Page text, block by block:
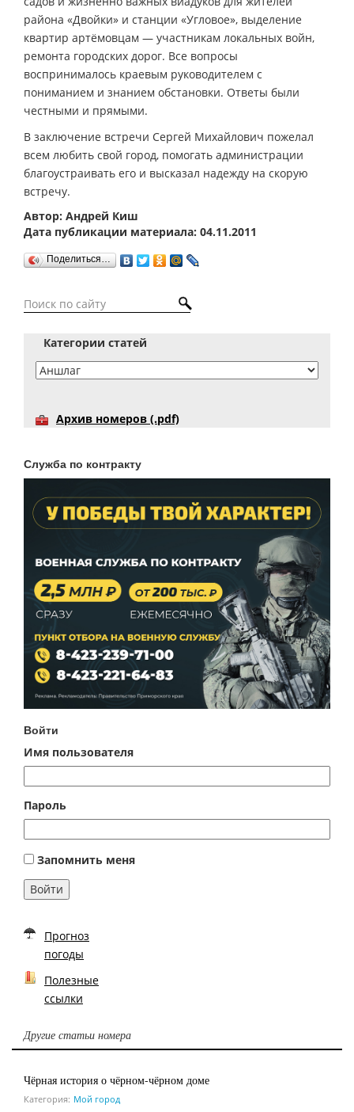
района «Двойки» и станции «Угловое», выделение
квартир артёмовцам — участникам локальных войн,
ремонта городских дорог. Все вопросы
воспринималось краевым руководителем с
пониманием и знанием обстановки. Ответы были
честными и прямыми.
В заключение встречи Сергей Михайлович пожелал
всем любить свой город, помогать администрации
благоустраивать его и высказал надежду на скорую
встречу.
Автор: Андрей Киш
Дата публикации материала: 04.11.2011
Поделиться…
Категории статей
Архив номеров (.pdf)
Служба по контракту
Войти
Имя пользователя
Пароль
Запомнить меня
Войти
Прогноз
погоды
Полезные
ссылки
Другие статьи номера
Чёрная история о чёрном-чёрном доме
Категория: Мой город